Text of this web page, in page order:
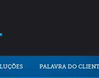
PALAVRA DO